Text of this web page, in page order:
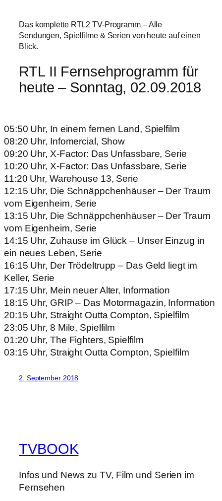
Das komplette RTL2 TV-Programm – Alle
Sendungen, Spielfilme & Serien von heute auf einen
Blick.
RTL II Fernsehprogramm für
heute – Sonntag, 02.09.2018
05:50 Uhr, In einem fernen Land, Spielfilm
08:20 Uhr, Infomercial, Show
09:20 Uhr, X-Factor: Das Unfassbare, Serie
10:20 Uhr, X-Factor: Das Unfassbare, Serie
11:20 Uhr, Warehouse 13, Serie
12:15 Uhr, Die Schnäppchenhäuser – Der Traum
vom Eigenheim, Serie
13:15 Uhr, Die Schnäppchenhäuser – Der Traum
vom Eigenheim, Serie
14:15 Uhr, Zuhause im Glück – Unser Einzug in
ein neues Leben, Serie
16:15 Uhr, Der Trödeltrupp – Das Geld liegt im
Keller, Serie
17:15 Uhr, Mein neuer Alter, Information
18:15 Uhr, GRIP – Das Motormagazin, Information
20:15 Uhr, Straight Outta Compton, Spielfilm
23:05 Uhr, 8 Mile, Spielfilm
01:20 Uhr, The Fighters, Spielfilm
03:15 Uhr, Straight Outta Compton, Spielfilm
2. September 2018
TVBOOK
Infos und News zu TV, Film und Serien im
Fernsehen